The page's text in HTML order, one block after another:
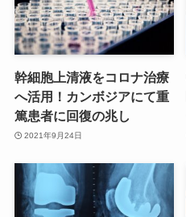
幹細胞上清液をコロナ治療
へ活用！カンボジアにて重
篤患者に回復の兆し
2021年9月24日